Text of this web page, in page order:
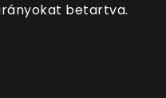
betartva.